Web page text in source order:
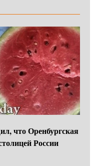
что Оренбургская
России